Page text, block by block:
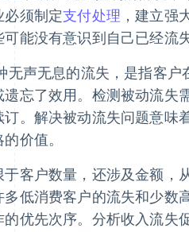
必须制定支付处理 ，建立强
能没有意识到自己已经流
无声无息的流失，是指客
忘了效用。检测被动流失
。解决被动流失问题意味
价值。
客户数量，还涉及金额，
低消费客户的流失和少数
优先次序。分析收入流失